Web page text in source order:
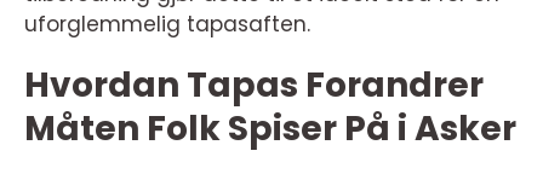
uforglemmelig tapasaften.
Hvordan Tapas Forandrer
Måten Folk Spiser På i Asker